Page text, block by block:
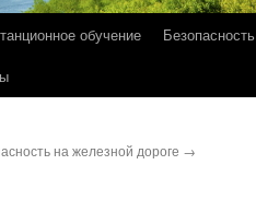
обучение
Безопасность
на железной дороге →